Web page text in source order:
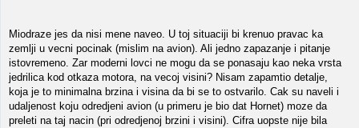
Miodraze jes da nisi mene naveo. U toj situaciji bi krenuo pravac ka
zemlji u vecni pocinak (mislim na avion). Ali jedno zapazanje i pitanje
istovremeno. Zar moderni lovci ne mogu da se ponasaju kao neka vrsta
jedrilica kod otkaza motora, na vecoj visini? Nisam zapamtio detalje,
koja je to minimalna brzina i visina da bi se to ostvarilo. Cak su naveli i
udaljenost koju odredjeni avion (u primeru je bio dat Hornet) moze da
preleti na taj nacin (pri odredjenoj brzini i visini). Cifra uopste nije bila